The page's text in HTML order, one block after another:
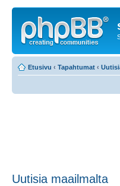
Etusivu ‹ Tapahtumat ‹
Uutisia maailmalta